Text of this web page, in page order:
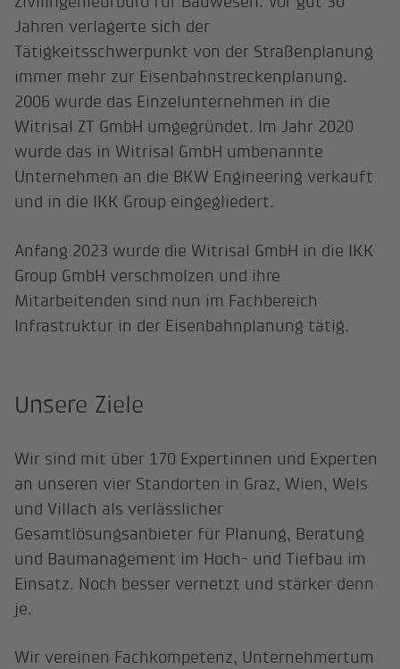
Jahren verlagerte sich der
Tätigkeitsschwerpunkt von der Straßenplanung
immer mehr zur Eisenbahnstreckenplanung.
2006 wurde das Einzelunternehmen in die
Witrisal ZT GmbH umgegründet. Im Jahr 2020
wurde das in Witrisal GmbH umbenannte
Unternehmen an die BKW Engineering verkauft
und in die IKK Group eingegliedert.
Anfang 2023 wurde die Witrisal GmbH in die IKK
Group GmbH verschmolzen und ihre
Mitarbeitenden sind nun im Fachbereich
Infrastruktur in der Eisenbahnplanung tätig.
Unsere Ziele
Wir sind mit über 170 Expertinnen und Experten
an unseren vier Standorten in Graz, Wien, Wels
und Villach als verlässlicher
Gesamtlösungsanbieter für Planung, Beratung
und Baumanagement im Hoch- und Tiefbau im
Einsatz. Noch besser vernetzt und stärker denn
je.
Wir vereinen Fachkompetenz, Unternehmertum